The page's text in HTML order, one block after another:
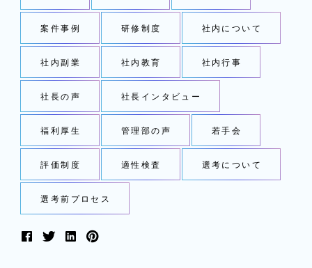
案件事例 研修制度 社内について
社内副業 社内教育 社内行事
社長の声 社長インタビュー
福利厚生 管理部の声 若手会
評価制度 適性検査 選考について
選考前プロセス